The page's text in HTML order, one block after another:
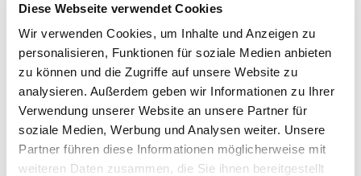
Diese Webseite verwendet Cookies
Wir verwenden Cookies, um Inhalte und Anzeigen zu
personalisieren, Funktionen für soziale Medien anbieten
zu können und die Zugriffe auf unsere Website zu
analysieren. Außerdem geben wir Informationen zu Ihrer
Verwendung unserer Website an unsere Partner für
soziale Medien, Werbung und Analysen weiter. Unsere
Partner führen diese Informationen möglicherweise mit
weiteren Daten zusammen, die Sie ihnen bereitgestellt